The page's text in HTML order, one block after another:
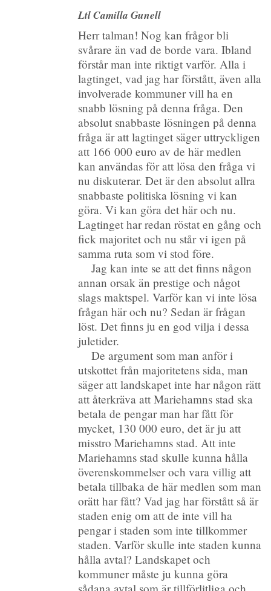
Ltl Camilla Gunell
Herr talman! Nog kan frågor bli
svårare än vad de borde vara. Ibland
förstår man inte riktigt varför. Alla i
lagtinget, vad jag har förstått, även alla
involverade kommuner vill ha en
snabb lösning på denna fråga. Den
absolut snabbaste lösningen på denna
fråga är att lagtinget säger uttryckligen
att 166 000 euro av de här medlen
kan användas för att lösa den fråga vi
nu diskuterar. Det är den absolut allra
snabbaste politiska lösning vi kan
göra. Vi kan göra det här och nu.
Lagtinget har redan röstat en gång och
fick majoritet och nu står vi igen på
samma ruta som vi stod före.
Jag kan inte se att det finns någon
annan orsak än prestige och något
slags maktspel. Varför kan vi inte lösa
frågan här och nu? Sedan är frågan
löst. Det finns ju en god vilja i dessa
juletider.
De argument som man anför i
utskottet från majoritetens sida, man
säger att landskapet inte har någon rätt
att återkräva att Mariehamns stad ska
betala de pengar man har fått för
mycket, 130 000 euro, det är ju att
misstro Mariehamns stad. Att inte
Mariehamns stad skulle kunna hålla
överenskommelser och vara villig att
betala tillbaka de här medlen som man
orätt har fått? Vad jag har förstått så är
staden enig om att de inte vill ha
pengar i staden som inte tillkommer
staden. Varför skulle inte staden kunna
hålla avtal? Landskapet och
kommuner måste ju kunna göra